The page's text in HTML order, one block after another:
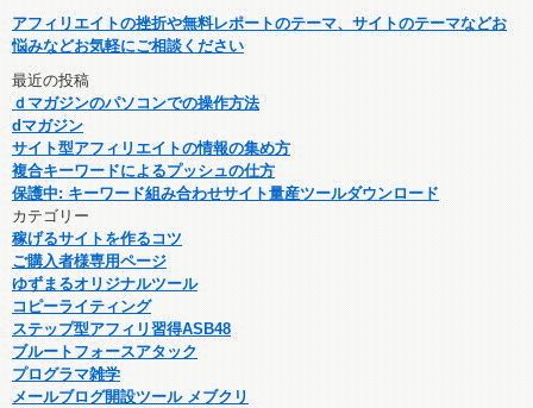
アフィリエイトの挫折や無料レポートのテーマ、サイトのテーマなどお
悩みなどお気軽にご相談ください
最近の投稿
ｄマガジンのパソコンでの操作方法
dマガジン
サイト型アフィリエイトの情報の集め方
複合キーワードによるプッシュの仕方
保護中: キーワード組み合わせサイト量産ツールダウンロード
カテゴリー
稼げるサイトを作るコツ
ご購入者様専用ページ
ゆずまるオリジナルツール
コピーライティング
ステップ型アフィリ習得ASB48
ブルートフォースアタック
プログラマ雑学
メールブログ開設ツール メブクリ